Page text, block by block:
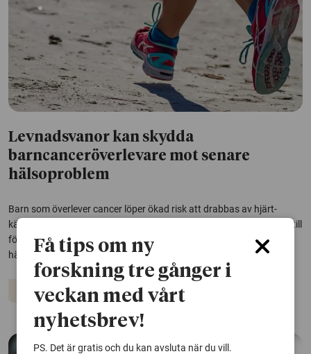
Levnadsvanor kan skydda
barncanceröverlevare mot senare
hälsoproblem
Barn som överlever cancer löper ökad risk att drabbas av hjärt-
kärlsjukdom och andra kroniska hälsoproblem senare i livet – ofta till
följd av den behandling som räddat deras liv. Två studier visar att
hälsosamma levnadsvanor kan minska den här risken.
Cancer Hjärt-kärlsjukdomar
Få tips om ny
forskning tre gånger i
veckan med vårt
nyhetsbrev!
PS. Det är gratis och du kan avsluta när du vill.